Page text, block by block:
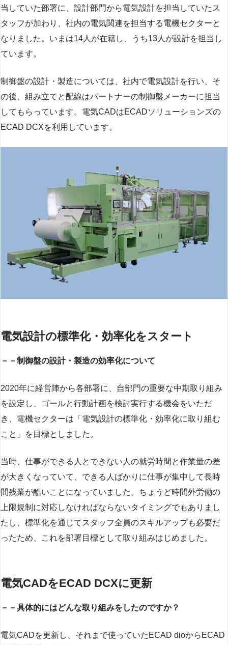
当していた部署に、設計部門から電気設計を担当していたス
タッフが加わり、社内の電気関連を担当する電機セクターと
なりました。いまは14人が在籍し、うち13人が設計を担当し
ています。
制御盤の設計・製造については、社内で電気設計を行い、そ
の後、組み立てと配線はパートナーの制御盤メーカーに担当
してもらっています。電気CADはECADソリューションズの
ECAD DCXを利用しています。
電気設計の標準化・効率化をスタート
－－制御盤の設計・製造の効率化について
2020年に経営陣から各部署に、自部門の重要な中期取り組み
を設定し、ゴールと行動計画を検討実行する機会をいただ
き、電機セクターは「電気設計の標準化・効率化に取り組む
こと」を目標としました。
当時、仕事ができる人とできない人の就労時間と作業量の差
が大きくなっていて、できる人ばかりに仕事が集中して長時
間残業が酷いことになっていました。ちょうど時間外労働の
上限規制に対応しなければならないタイミングでもありまし
たし、標準化を通じてスタッフ全員のスキルアップも必要だ
ったため、これを部署目標として取り組みはじめました。
電気CADをECAD DCXに更新
－－具体的にはどんな取り組みをしたのですか？
電気CADを更新し、それまで使っていたECAD dioからECAD